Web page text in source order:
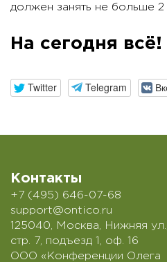
должен занять не больше 2
На сегодня
Twitter Telegram
Контакты
+7 (495) 646-07-68
support@ontico.ru
125040, Москва, Нижняя ул.,
стр. 7, подъезд 1, оф. 16
ООО «Конференции Олега